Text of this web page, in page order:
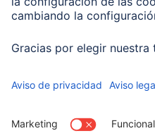
Hama en todo el Mundo
Sostenibilidad
Business-Portal